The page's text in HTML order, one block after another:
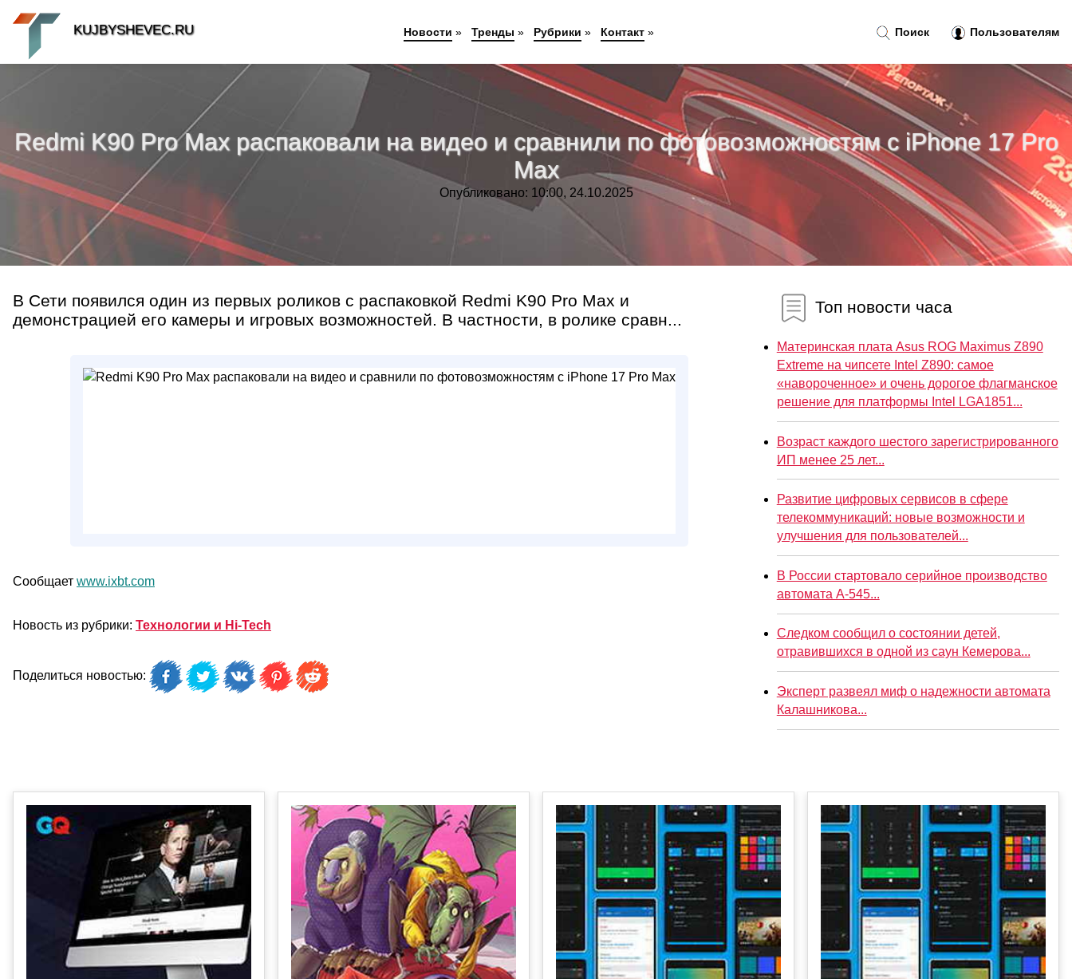
Redmi K90 Pro Max распаковали на видео и сравнили по фотовозможностям с iPhone 17 Pro
Max
Опубликовано: 10:00, 24.10.2025
В Сети появился один из первых роликов с распаковкой Redmi K90 Pro Max и
демонстрацией его камеры и игровых возможностей. В частности, в ролике сравн...
Сообщает www.ixbt.com
Новость из рубрики: Технологии и Hi-Tech
Поделиться новостью:
Топ новости часа
Материнская плата Asus ROG Maximus Z890
Extreme на чипсете Intel Z890: самое
«навороченное» и очень дорогое флагманское
решение для платформы Intel LGA1851...
Возраст каждого шестого зарегистрированного
ИП менее 25 лет...
Развитие цифровых сервисов в сфере
телекоммуникаций: новые возможности и
улучшения для пользователей...
В России стартовало серийное производство
автомата А-545...
Следком сообщил о состоянии детей,
отравившихся в одной из саун Кемерова...
Эксперт развеял миф о надежности автомата
Калашникова...
Поиск Пользователям
KUJBYSHEVEC.RU Новости » Тренды » Рубрики » Контакт»